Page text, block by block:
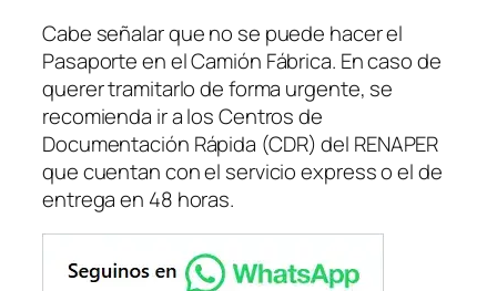
Cabe señalar que no se puede hacer el
Pasaporte en el Camión Fábrica. En caso de
querer tramitarlo de forma urgente, se
recomienda ir a los Centros de
Documentación Rápida (CDR)del RENAPER
que cuentan con el servicio express o el de
entrega en 48 horas.